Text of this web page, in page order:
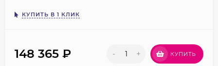
КУПИТЬ В 1 КЛИК
148 365 ₽ - + КУПИТЬ